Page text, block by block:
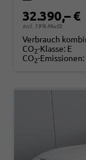
32.390,– €
incl. 19% MwSt.
Verbrauch
CO2-Klasse: E
CO2-Emissionen: